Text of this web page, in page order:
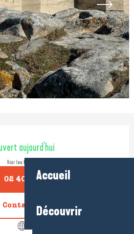
Accueil
Découvrir
coordonnées
aujourd'hui
Voir les horaires
02 40 23 88▒▒
Contactez-nous